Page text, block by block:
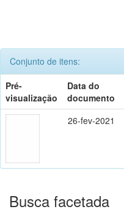
Conjunto de itens:
Pré-
visualização
Data do
documento
26-fev-2021
Busca facetada